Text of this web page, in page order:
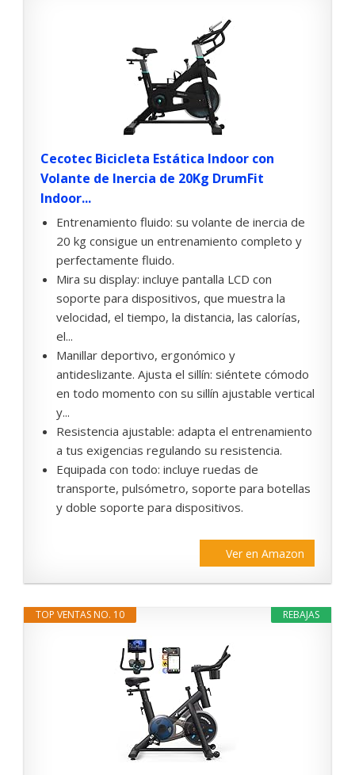
Cecotec Bicicleta Estática Indoor con
Volante de Inercia de 20Kg DrumFit
Indoor...
Entrenamiento fluido: su volante de inercia de
20 kg consigue un entrenamiento completo y
perfectamente fluido.
Mira su display: incluye pantalla LCD con
soporte para dispositivos, que muestra la
velocidad, el tiempo, la distancia, las calorías,
el...
Manillar deportivo, ergonómico y
antideslizante. Ajusta el sillín: siéntete cómodo
en todo momento con su sillín ajustable vertical
y...
Resistencia ajustable: adapta el entrenamiento
a tus exigencias regulando su resistencia.
Equipada con todo: incluye ruedas de
transporte, pulsómetro, soporte para botellas
y doble soporte para dispositivos.
Ver en Amazon
REBAJAS
TOP VENTAS NO. 10